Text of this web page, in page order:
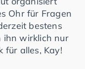
Ohr für Fragen
bestens
ihn wirklich nur
für alles, Kay!